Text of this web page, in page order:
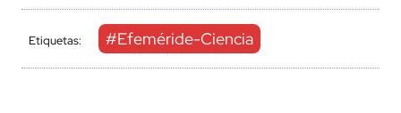
Etiquetas: #Efeméride-Ciencia